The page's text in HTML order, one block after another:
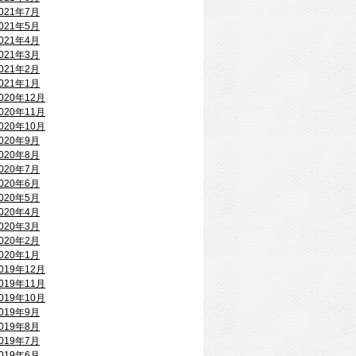
年7月
年5月
年4月
年3月
年2月
年1月
年12月
年11月
年10月
年9月
年8月
年7月
年6月
年5月
年4月
年3月
年2月
年1月
年12月
年11月
年10月
年9月
年8月
年7月